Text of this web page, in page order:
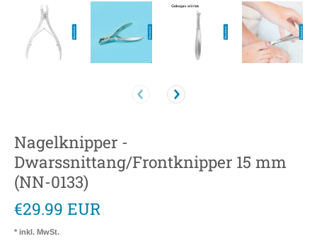
Nagelknipper -
Dwarssnittang/Frontknipper 15 mm
(NN-0133)
€29.99 EUR
* inkl. MwSt.